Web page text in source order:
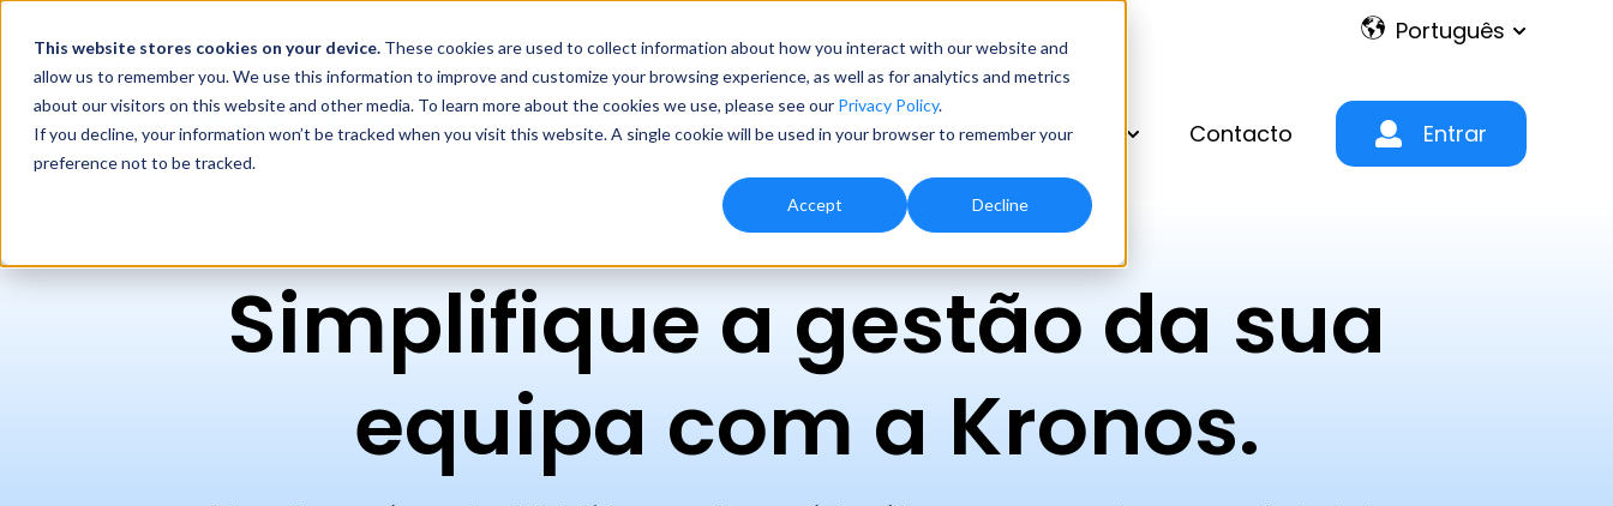
This website stores cookies on your device. These cookies are used to collect information about how you interact with our website and
allow us to remember you. We use this information to improve and customize your browsing experience, as well as for analytics and metrics
about our visitors on this website and other media. To learn more about the cookies we use, please see our Privacy Policy.
If you decline, your information won’t be tracked when you visit this website. A single cookie will be used in your browser to remember your
preference not to be tracked.
Accept Decline
Português Show
Início Sobre a Kronos Produto & Preços Show submenu for Produto & Preços
Contacto Entrar
Simplifique a gestão da sua
equipa com a Kronos.